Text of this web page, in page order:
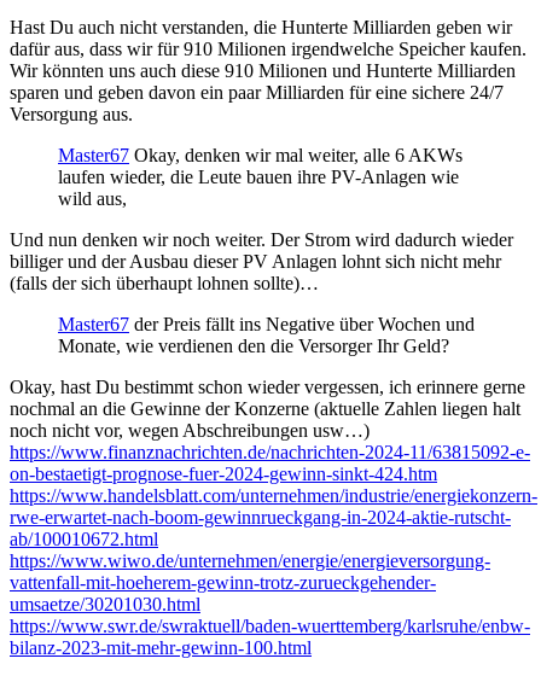
Hast Du auch nicht verstanden, die Hunterte Milliarden geben wir
dafür aus, dass wir für 910 Milionen irgendwelche Speicher kaufen.
Wir könnten uns auch diese 910 Milionen und Hunterte Milliarden
sparen und geben davon ein paar Milliarden für eine sichere 24/7
Versorgung aus.
Master67 Okay, denken wir mal weiter, alle 6 AKWs
laufen wieder, die Leute bauen ihre PV-Anlagen wie
wild aus,
Und nun denken wir noch weiter. Der Strom wird dadurch wieder
billiger und der Ausbau dieser PV Anlagen lohnt sich nicht mehr
(falls der sich überhaupt lohnen sollte)…
Master67 der Preis fällt ins Negative über Wochen und
Monate, wie verdienen den die Versorger Ihr Geld?
Okay, hast Du bestimmt schon wieder vergessen, ich erinnere gerne
nochmal an die Gewinne der Konzerne (aktuelle Zahlen liegen halt
noch nicht vor, wegen Abschreibungen usw…)
https://www.finanznachrichten.de/nachrichten-2024-11/63815092-e-
on-bestaetigt-prognose-fuer-2024-gewinn-sinkt-424.htm
https://www.handelsblatt.com/unternehmen/industrie/energiekonzern-
rwe-erwartet-nach-boom-gewinnrueckgang-in-2024-aktie-rutscht-
ab/100010672.html
https://www.wiwo.de/unternehmen/energie/energieversorgung-
vattenfall-mit-hoeherem-gewinn-trotz-zurueckgehender-
umsaetze/30201030.html
https://www.swr.de/swraktuell/baden-wuerttemberg/karlsruhe/enbw-
bilanz-2023-mit-mehr-gewinn-100.html